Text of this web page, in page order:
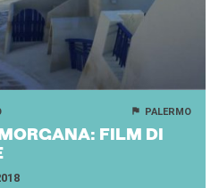
PALERMO
FILM DI